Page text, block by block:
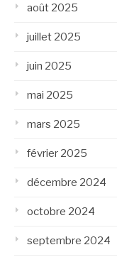
août 2025
juillet 2025
juin 2025
mai 2025
mars 2025
février 2025
décembre 2024
octobre 2024
septembre 2024